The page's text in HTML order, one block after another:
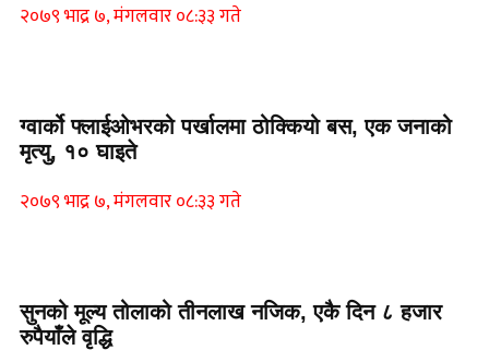
२०७९ भाद्र ७, मंगलवार ०८:३३ गते
ग्वार्को फ्लाईओभरको पर्खालमा ठोक्कियो बस, एक जनाको
मृत्यु, १० घाइते
२०७९ भाद्र ७, मंगलवार ०८:३३ गते
सुनको मूल्य तोलाको तीनलाख नजिक, एकै दिन ८ हजार
रुपैयाँले वृद्धि